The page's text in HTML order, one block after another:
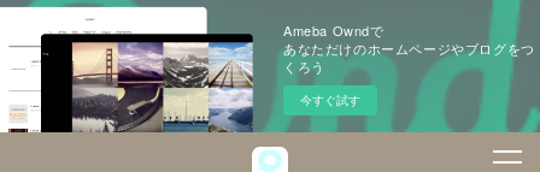
Ameba Owndで
あなただけのホームページやブログをつ
くろう
今すぐ試す